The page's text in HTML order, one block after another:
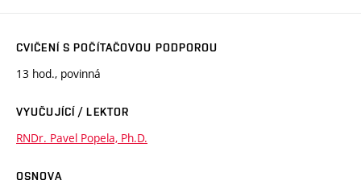
CVIČENÍ S POČÍTAČOVOU PODPOROU
13 hod., povinná
VYUČUJÍCÍ / LEKTOR
RNDr. Pavel Popela, Ph.D.
OSNOVA